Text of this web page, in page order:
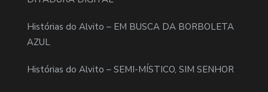
Histórias do Alvito – EM BUSCA DA BORBOLETA
AZUL
Histórias do Alvito – SEMI-MÍSTICO, SIM SENHOR